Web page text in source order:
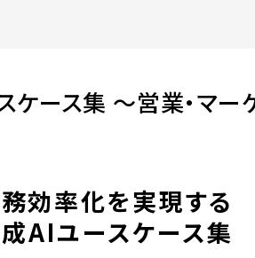
ケース集 ～営業・マ
効率化を実現する
AIユースケース集